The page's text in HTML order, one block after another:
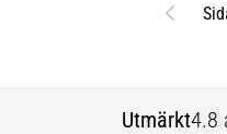
Utmärkt4.8